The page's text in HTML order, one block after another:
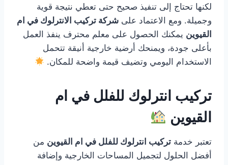
لكنها تحتاج إلى تنفيذ صحيح حتى تعطي نتيجة قوية
وجميلة. ومع الاعتماد على شركة تركيب الانترلوك في ام
القيوين يمكنك الحصول على معلم محترف ينفذ العمل
بأعلى جودة، ويمنحك أرضية خارجية أنيقة تتحمل
الاستخدام اليومي وتضيف قيمة واضحة للمكان.
تركيب انترلوك للفلل في ام
القيوين
تعتبر خدمة تركيب انترلوك للفلل في ام القيوين من
أفضل الحلول لتجميل المساحات الخارجية وإضافة